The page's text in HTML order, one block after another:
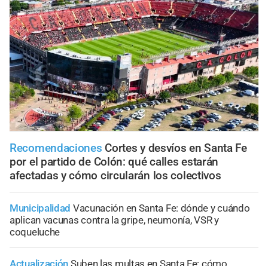
Recomendaciones Cortes y desvíos en Santa Fe
por el partido de Colón: qué calles estarán
afectadas y cómo circularán los colectivos
Municipalidad Vacunación en Santa Fe: dónde y cuándo
aplican vacunas contra la gripe, neumonía, VSR y
coqueluche